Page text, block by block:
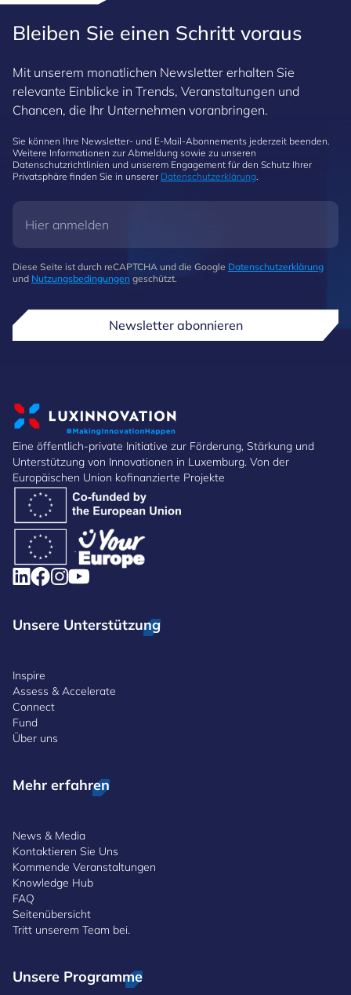
Bleiben Sie einen Schritt voraus
Mit unserem monatlichen Newsletter erhalten Sie
relevante Einblicke in Trends, Veranstaltungen und
Chancen, die Ihr Unternehmen voranbringen.
Sie können Ihre Newsletter- und E-Mail-Abonnements jederzeit beenden.
Weitere Informationen zur Abmeldung sowie zu unseren
Datenschutzrichtlinien und unserem Engagement für den Schutz Ihrer
Privatsphäre finden Sie in unserer Datenschutzerklärung.
Diese Seite ist durch reCAPTCHA und die Google Datenschutzerklärung
und Nutzungsbedingungen geschützt.
Newsletter abonnieren
Eine öffentlich-private Initiative zur Förderung, Stärkung und
Unterstützung von Innovationen in Luxemburg. Von der
Europäischen Union kofinanzierte Projekte
Unsere Unterstützung
Inspire
Assess & Accelerate
Connect
Fund
Über uns
Mehr erfahren
News & Media
Kontaktieren Sie Uns
Kommende Veranstaltungen
Knowledge Hub
FAQ
Seitenübersicht
Tritt unserem Team bei.
Unsere Programme